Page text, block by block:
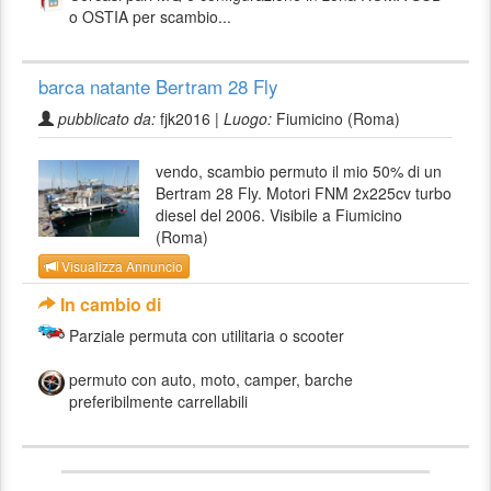
o OSTIA per scambio...
barca natante Bertram 28 Fly
pubblicato da: fjk2016 | Luogo: Fiumicino (Roma)
vendo, scambio permuto il mio 50% di un
Bertram 28 Fly. Motori FNM 2x225cv turbo
diesel del 2006. Visibile a Fiumicino
(Roma)
Visualizza Annuncio
In cambio di
Parziale permuta con utilitaria o scooter
permuto con auto, moto, camper, barche
preferibilmente carrellabili